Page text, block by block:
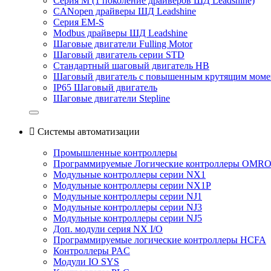
CANopen драйверы ШД Leadshine
Серия EM-S
Modbus драйверы ШД Leadshine
Шаговые двигатели Fulling Motor
Шаговый двигатель серии STD
Стандартный шаговый двигатель HB
Шаговый двигатель с повышенным крутящим
IP65 Шаговый двигатель
Шаговые двигатели Stepline
 Системы автоматизации
Промышленные контроллеры
Программируемые Логические контроллеры
Модульные контроллеры серии NX1
Модульные контроллеры серии NX1P
Модульные контроллеры серии NJ1
Модульные контроллеры серии NJ3
Модульные контроллеры серии NJ5
Доп. модули серия NX I/O
Программируемые логические контроллеры HCFA
Контроллеры PAC
Модули IO SYS